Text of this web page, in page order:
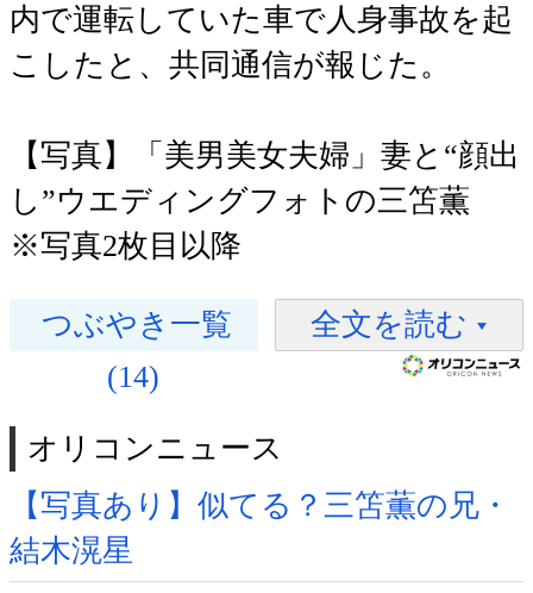
内で運転していた車で人身事故を起
こしたと、共同通信が報じた。
【写真】「美男美女夫婦」妻と“顔出
し”ウエディングフォトの三笘薫
※写真2枚目以降
つぶやき一覧
(14)
全文を読む
オリコンニュース
【写真あり】似てる？三笘薫の兄・
結木滉星